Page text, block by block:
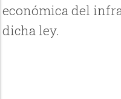
económica del
dicha ley.